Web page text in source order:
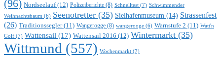
(96) Nordseelauf(12) Polizeiberichte (8) Schnelltest (7) Schwimmender
Weihnachtsbaum (6) Seenotretter (35) Sielhafenmuseum (14) Strassenfest
(26) Traditionssegler(11) Wangerogge (8) wangerooge (6) Warnstufe 2 (11) Watt'n
Golf (7) Wattensail (17) Wattensail 2016 (12) Wintermarkt (35)
Wittmund (557) Wochenmarkt (7)